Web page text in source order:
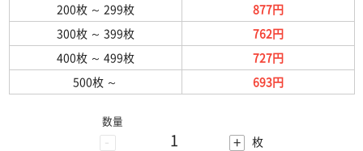
200枚 ～ 299枚
877円
300枚 ～ 399枚
762円
400枚 ～ 499枚
727円
500枚 ～ 693円
-
数量
+ 枚